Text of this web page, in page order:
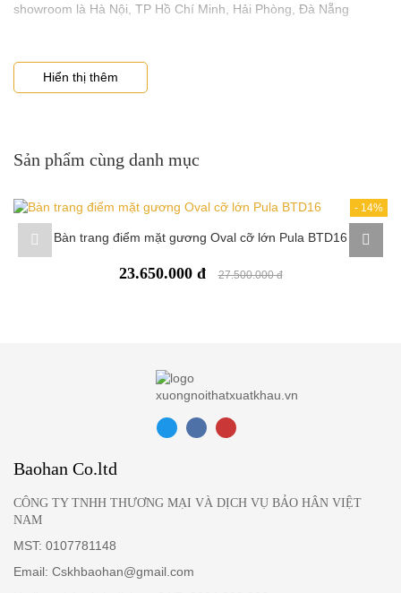
liệu da để bọc là phải dòng da thật, da Microfiber, Carola dung
dòng nhập khẩu của các nước tiên tiến như Anh, Pháp, Bỉ, Hàn
Quốc.
showroom là Hà Nội, TP Hồ Chí Minh, Hải Phòng, Đà Nẵng
Hiển thị thêm
Sản phẩm cùng danh mục
- 14%
Bàn trang điểm mặt gương Oval cỡ lớn Pula BTD16
23.650.000 đ 27.500.000 đ
Baohan Co.ltd
CÔNG TY TNHH THƯƠNG MẠI VÀ DỊCH VỤ BẢO HÂN VIỆT
NAM
MST: 0107781148
Email: Cskhbaohan@gmail.com